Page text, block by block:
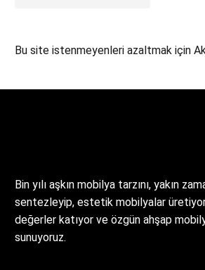
Bu site istenmeyenleri azaltmak için
Bin yılı aşkın mobilya tarzını, yakın
sentezleyip, estetik mobilyalar
değerler katıyor ve özgün ahşap
sunuyoruz.